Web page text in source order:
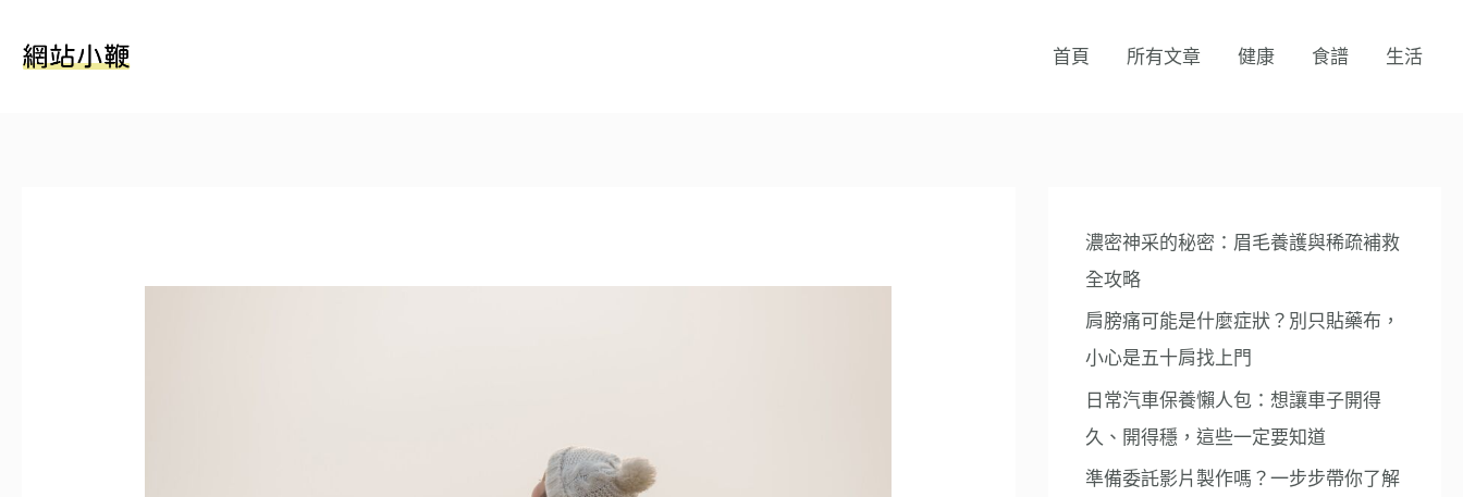
首頁 所有文章 健康 食譜 生活
濃密神采的秘密：眉毛養護與稀疏補救
全攻略
肩膀痛可能是什麼症狀？別只貼藥布，
小心是五十肩找上門
日常汽車保養懶人包：想讓車子開得
久、開得穩，這些一定要知道
準備委託影片製作嗎？一步步帶你了解